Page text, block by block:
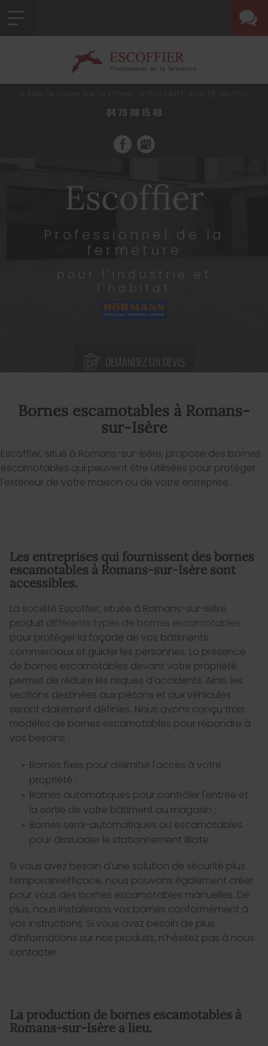
04 75 08 15 48
Escoffier
Professionnel de la
fermeture
pour l'industrie et
l'habitat
DEMANDEZ UN DEVIS
Bornes escamotables à Romans-
sur-Isère
Escoffier, situé à Romans-sur-Isère, propose des bornes
escamotables qui peuvent être utilisées pour protéger
l'extérieur de votre maison ou de votre entreprise.
Les entreprises qui fournissent des bornes
escamotables à Romans-sur-Isère sont
accessibles.
La société Escoffier, située à Romans-sur-Isère,
produit différents types de bornes escamotables
pour protéger la façade de vos bâtiments
commerciaux et guider les personnes. La présence
de bornes escamotables devant votre propriété
permet de réduire les risques d'accidents. Ainsi, les
sections destinées aux piétons et aux véhicules
seront clairement définies. Nous avons conçu trois
modèles de bornes escamotables pour répondre à
vos besoins :
Bornes fixes pour délimiter l'accès à votre
propriété ;
Bornes automatiques pour contrôler l'entrée et
la sortie de votre bâtiment ou magasin ;
Bornes semi-automatiques ou escamotables
pour dissuader le stationnement illicite.
Si vous avez besoin d'une solution de sécurité plus
temporaireefficace, nous pouvons également créer
pour vous des bornes escamotables manuelles. De
plus, nous installerons vos bornes conformément à
vos instructions. Si vous avez besoin de plus
d'informations sur nos produits, n'hésitez pas à nous
contacter.
La production de bornes escamotables à
Romans-sur-Isère a lieu.